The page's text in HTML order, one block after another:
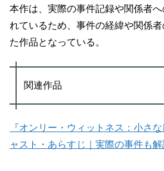
本作は、実際の事件記録や関係者
れているため、事件の経緯や関係
た作品となっている。
関連作品
『オンリー・ウィットネス：小さ
ャスト・あらすじ｜実際の事件も解